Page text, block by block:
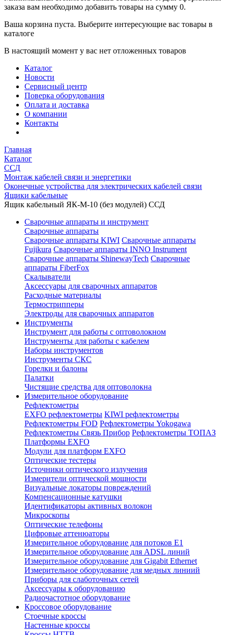
заказа вам необходимо добавить товары на сумму 0.
Ваша корзина пуста. Выберите интересующие вас товары в
каталоге
В настоящий момент у вас нет отложенных товаров
Каталог
Новости
Сервисный центр
Поверка оборудования
Оплата и доставка
О компании
Контакты
Главная
Каталог
ССД
Монтаж кабелей связи и энергетики
Оконечные устройства для электрических кабелей связи
Ящики кабельные
Ящик кабельный ЯК-М-10 (без модулей) ССД
Сварочные аппараты и инструмент
Сварочные аппараты
Сварочные аппараты KIWI Сварочные аппараты
Fujikura Сварочные аппараты INNO Instrument
Сварочные аппараты ShinewayTech Cварочные
аппараты FiberFox
Скалыватели
Аксессуары для сварочных аппаратов
Расходные материалы
Термострипперы
Электроды для сварочных аппаратов
Инструменты
Инструмент для работы с оптоволокном
Инструменты для работы с кабелем
Наборы инструментов
Инструменты СКС
Горелки и балоны
Палатки
Чистящие средства для оптоволокна
Измерительное оборудование
Рефлектометры
EXFO рефлектометры KIWI рефлектометры
Рефлектометры FOD Рефлектометры Yokogawa
Рефлектометры Связь Прибор Рефлектометры ТОПАЗ
Платформы EXFO
Модули для платформ EXFO
Оптические тестеры
Источники оптического излучения
Измерители оптической мощности
Визуальные локаторы повреждений
Компенсационные катушки
Идентификаторы активных волокон
Микроскопы
Оптические телефоны
Цифровые аттенюаторы
Измерительное оборудование для потоков Е1
Измерительное оборудование для ADSL линий
Измерительное оборудование для Gigabit Ethernet
Измерительное оборудование для медных линиий
Приборы для слаботочных сетей
Аксессуары к оборудованию
Радиочастотное оборудование
Кроссовое оборудование
Стоечные кроссы
Настенные кроссы